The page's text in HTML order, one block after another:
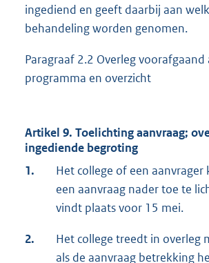
ingediend en geeft daarbij aan
behandeling worden genomen.
Paragraaf 2.2 Overleg voorafgaand
programma en overzicht
Artikel 9. Toelichting aanvraag;
ingediende begroting
1.
Het college of een aanvrager
een aanvraag nader toe te
vindt plaats voor 15 mei.
2.
Het college treedt in overleg
als de aanvraag betrekking